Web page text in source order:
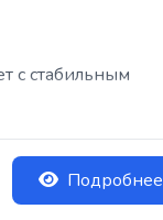
с стабильным
Подробнее